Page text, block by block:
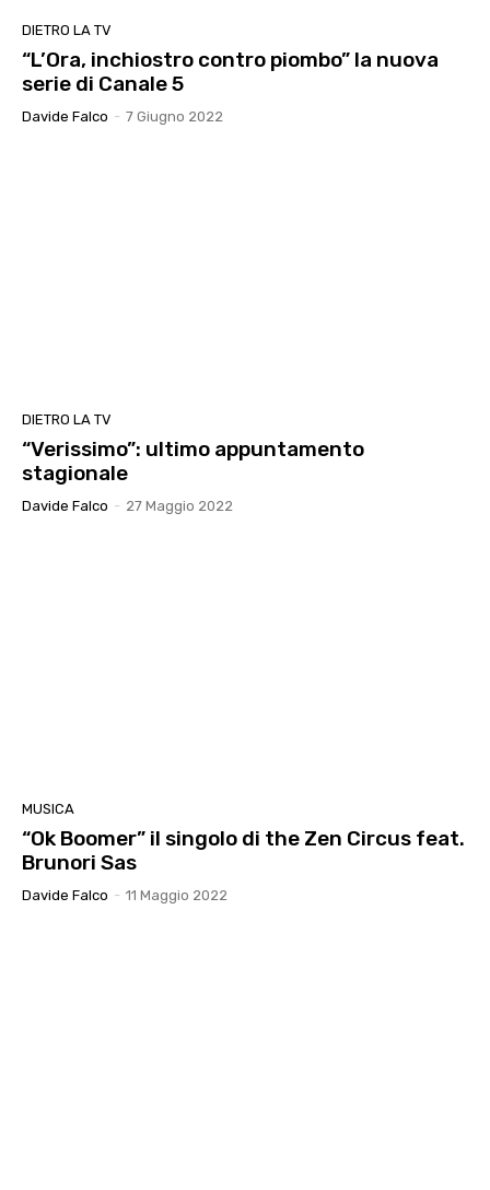
DIETRO LA TV
“L’Ora, inchiostro contro piombo” la nuova
serie di Canale 5
Davide Falco - 7 Giugno 2022
DIETRO LA TV
“Verissimo”: ultimo appuntamento
stagionale
Davide Falco - 27 Maggio 2022
MUSICA
“Ok Boomer” il singolo di the Zen Circus feat.
Brunori Sas
Davide Falco - 11 Maggio 2022